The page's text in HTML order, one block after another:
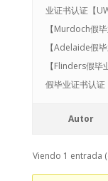
业证书认证【
【Murdoch假
【Adelaide假
【Flinders假
假毕业证书认
Autor
Viendo 1 entrada